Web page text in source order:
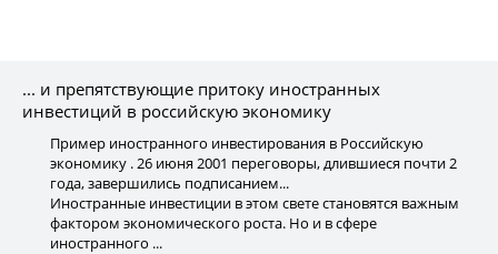
... и препятствующие притоку иностранных
инвестиций в российскую экономику
Пример иностранного инвестирования в Российскую
экономику . 26 июня 2001 переговоры, длившиеся почти 2
года, завершились подписанием...
Иностранные инвестиции в этом свете становятся важным
фактором экономического роста. Но и в сфере
иностранного ...